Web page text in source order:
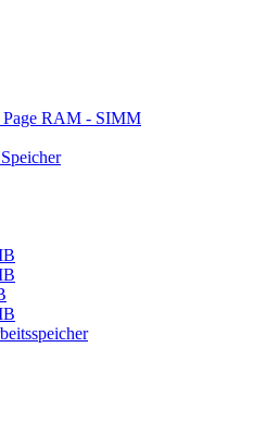
RAM - SIMM